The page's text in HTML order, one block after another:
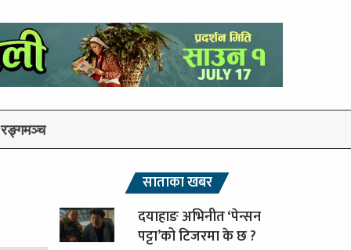
रङ्गमञ्च
साताका खबर
दयाहाङ अभिनीत ‘पेन्सन
पट्टा’को टिजरमा के छ ?